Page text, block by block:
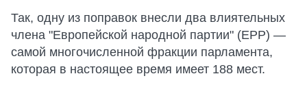
Так, одну из поправок внесли два влиятельных
члена "Европейской народной партии" (ЕРР) —
самой многочисленной фракции парламента,
которая в настоящее время имеет 188 мест.